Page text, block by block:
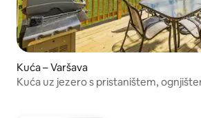
Kuća – Varšava
Kuća uz jezero s pristaništem,